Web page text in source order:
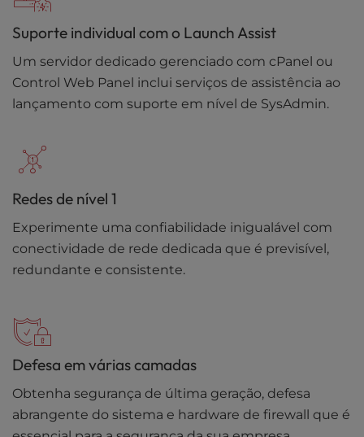
Suporte individual com o Launch Assist
Um servidor dedicado gerenciado com cPanel ou
Control Web Panel inclui serviços de assistência ao
lançamento com suporte em nível de SysAdmin.
Redes de nível 1
Experimente uma confiabilidade inigualável com
conectividade de rede dedicada que é previsível,
redundante e consistente.
Defesa em várias camadas
Obtenha segurança de última geração, defesa
abrangente do sistema e hardware de firewall que é